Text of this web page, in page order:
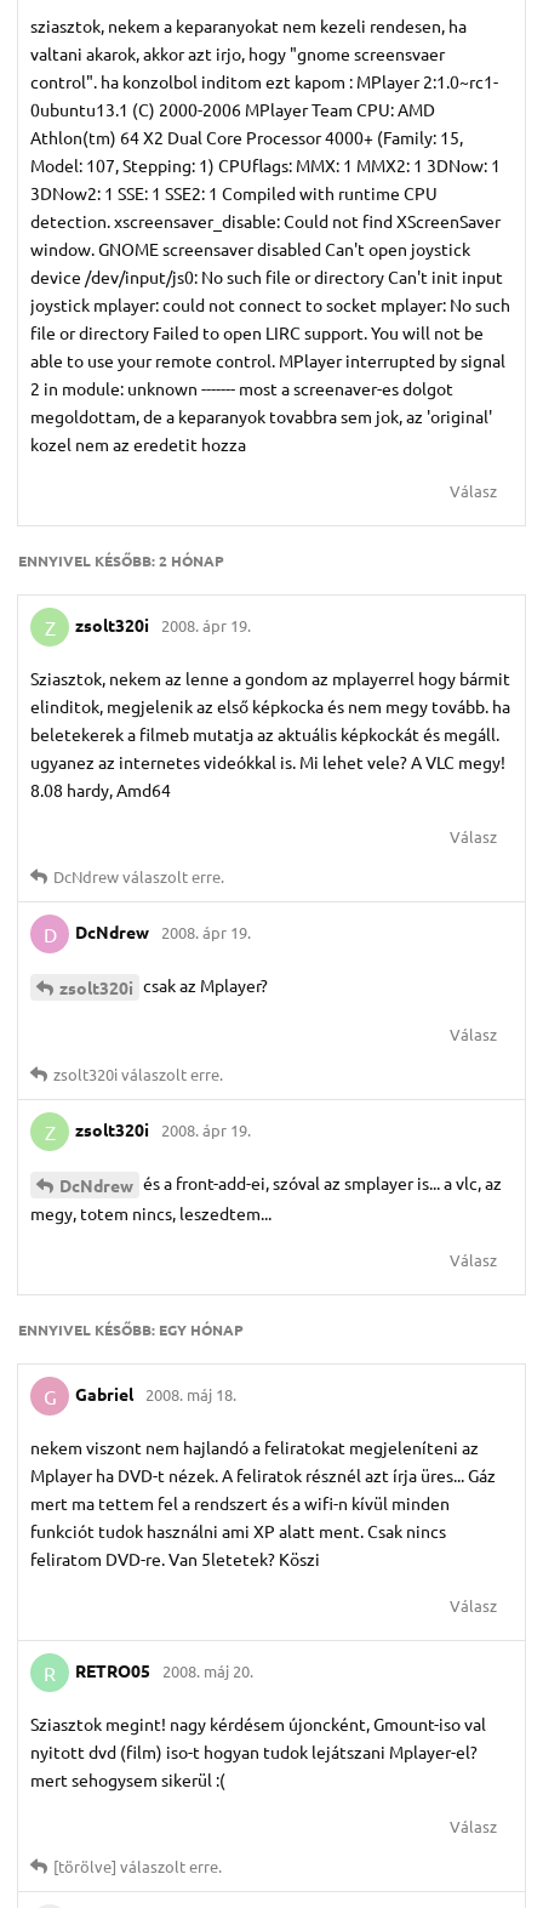
sziasztok, nekem a keparanyokat nem kezeli rendesen, ha
valtani akarok, akkor azt irjo, hogy "gnome screensvaer
control". ha konzolbol inditom ezt kapom : MPlayer 2:1.0~rc1-
0ubuntu13.1 (C) 2000-2006 MPlayer Team CPU: AMD
Athlon(tm) 64 X2 Dual Core Processor 4000+ (Family: 15,
Model: 107, Stepping: 1) CPUflags: MMX: 1 MMX2: 1 3DNow: 1
3DNow2: 1 SSE: 1 SSE2: 1 Compiled with runtime CPU
detection. xscreensaver_disable: Could not find XScreenSaver
window. GNOME screensaver disabled Can't open joystick
device /dev/input/js0: No such file or directory Can't init input
joystick mplayer: could not connect to socket mplayer: No such
file or directory Failed to open LIRC support. You will not be
able to use your remote control. MPlayer interrupted by signal
2 in module: unknown ------- most a screenaver-es dolgot
megoldottam, de a keparanyok tovabbra sem jok, az 'original'
kozel nem az eredetit hozza
Válasz
ENNYIVEL KÉSŐBB:2 HÓNAP
Z zsolt320i 2008. ápr 19.
Sziasztok, nekem az lenne a gondom az mplayerrel hogy bármit
elinditok, megjelenik az első képkocka és nem megy tovább. ha
beletekerek a filmeb mutatja az aktuális képkockát és megáll.
ugyanez az internetes videókkal is. Mi lehet vele? A VLC megy!
8.08 hardy, Amd64
Válasz
DcNdrewválaszolt erre.
D DcNdrew 2008. ápr 19.
zsolt320i csak az Mplayer?
Válasz
zsolt320iválaszolt erre.
Z zsolt320i 2008. ápr 19.
DcNdrew és a front-add-ei, szóval az smplayer is... a vlc, az
megy, totem nincs, leszedtem...
Válasz
ENNYIVEL KÉSŐBB: EGY HÓNAP
G Gabriel 2008. máj 18.
nekem viszont nem hajlandó a feliratokat megjeleníteni az
Mplayer ha DVD-t nézek. A feliratok résznél azt írja üres... Gáz
mert ma tettem fel a rendszert és a wifi-n kívül minden
funkciót tudok használni ami XP alatt ment. Csak nincs
feliratom DVD-re. Van 5letetek? Köszi
Válasz
R RETRO05 2008. máj 20.
Sziasztok megint! nagy kérdésem újoncként, Gmount-iso val
nyitott dvd (film) iso-t hogyan tudok lejátszani Mplayer-el?
mert sehogysem sikerül :(
Válasz
[törölve] válaszolt erre.